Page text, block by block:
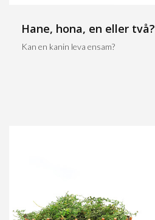
Hane, hona, en eller två?
Kan en kanin leva ensam?